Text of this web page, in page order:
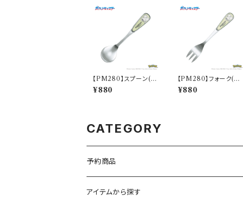
【PM280】スプーン(フ
シギダネ)【Daily Sketc
h】PM281-850
¥880
【PM280】フォーク(フ
シギダネ)【Daily Sketc
h】PM281-851
¥880
CATEGORY
予約商品
アイテムから探す